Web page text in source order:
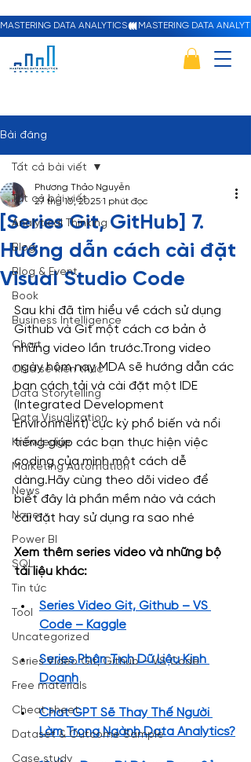
MASTERING DATA ANALYTICS
Bài đăng
Tất cả bài viết
Analytical Thinking
Blog
Blog & Event
Book
Business Intelligence
Chart
Chia sẻ kiến thức
Data Storytelling
Data Visualization
Knowledge
Marketing Automation
News
None
Power BI
SQL
Tin tức
Tool
Uncategorized
Series Video Git, Github – VS Code
Free materials
Cheat sheet
Dataset & Outcome Sample
Case study
Tất cả bài viết
[Series Git, GitHub] 7.
Hướng dẫn cách cài đặt
Visual Studio Code
Phương Thảo Nguyễn
27 thg 10, 2025 1 phút đọc
Sau khi đã tìm hiểu về cách sử dụng
Github và Git một cách cơ bản ở
những video lần trước.Trong video
ngày hôm nay MDA sẽ hướng dẫn các
bạn cách tải và cài đặt một IDE
(Integrated Development
Environment) cực kỳ phổ biến và nổi
tiếng giúp các bạn thực hiện việc
coding của mình một cách dễ
dàng.Hãy cùng theo dõi video để
biết đây là phần mềm nào và cách
cài đặt hay sử dụng ra sao nhé
Xem thêm series video và những bộ
tài liệu khác:
Series Video Git, Github – VS
Code – Kaggle
Series Phân Tích Dữ Liệu Kinh
Doanh
Chat GPT Sẽ Thay Thế Người
Làm Trong Ngành Data Analytics?